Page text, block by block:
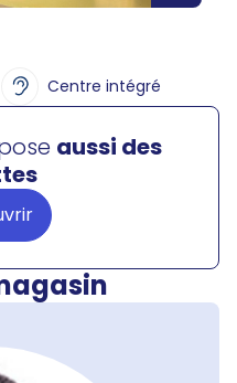
Centre intégré
aussi des